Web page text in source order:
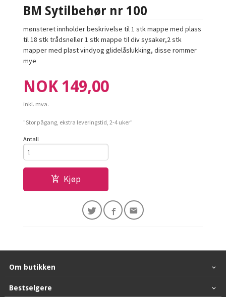
BM Sytilbehør nr 100
mønsteret innholder beskrivelse til 1 stk mappe med plass
til 18 stk trådsneller 1 stk mappe til div sysaker,2 stk
mapper med plast vindyog glidelåslukking, disse rommer
mye
Pris
NOK 149,00
inkl. mva.
"Stor pågang, ekstra leveringstid, 2-4 uker"
Antall
Kjøp
Om butikken
Bestselgere